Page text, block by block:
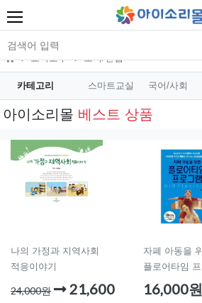
교육교구 도서/전집
카테고리 스마트교실 국어/사회
아이소리몰 베스트 상품
나의 가정과 지역사회
적응이야기
24,000원
21,600
자폐 아동을
플로어타임
16,000원